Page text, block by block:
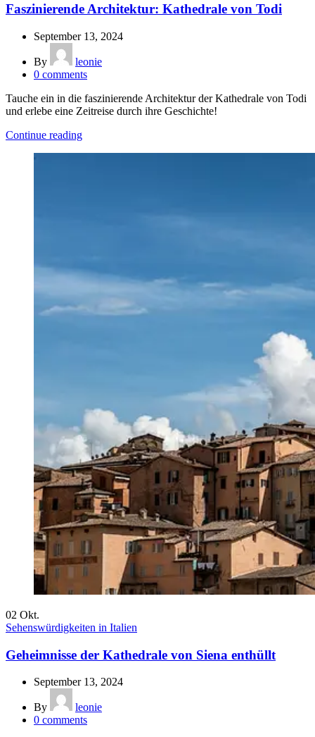
Faszinierende Architektur: Kathedrale von Todi
September 13, 2024
By
leonie
0 comments
Tauche ein in die faszinierende Architektur der Kathedrale von Todi
und erlebe eine Zeitreise durch ihre Geschichte!
Continue reading
02 Okt.
Sehenswürdigkeiten in Italien
Geheimnisse der Kathedrale von Siena enthüllt
September 13, 2024
By
leonie
0 comments